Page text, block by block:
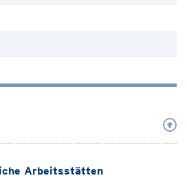
Arbeitsstätten